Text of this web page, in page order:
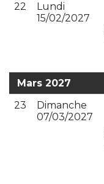
22
Lundi
15/02/2027
Mars 2027
23
Dimanche
07/03/2027